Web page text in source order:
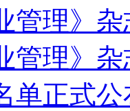
管理》
管理》
单正式